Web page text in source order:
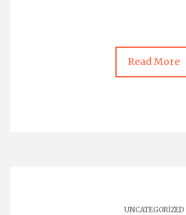
Read More
UNCATEGORIZED